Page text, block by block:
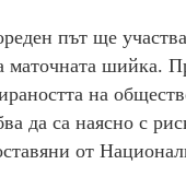
път ще
маточната шийка.
на
да са наясно с
от